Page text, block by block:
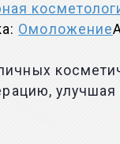
Омоложение
улучшая